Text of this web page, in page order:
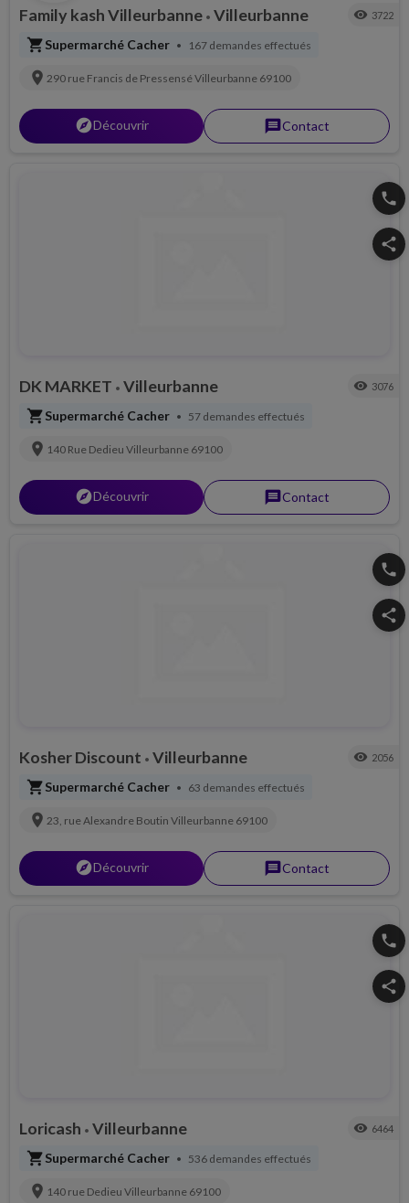
Family kash Villeurbanne • Villeurbanne visibility 3722
shopping_cartSupermarché Cacher • 167 demandes effectués
location_on 290 rue Francis de PressenséVilleurbanne 69100
explorerDécouvrir messageContact
phone
share
DK MARKET • Villeurbanne visibility 3076
shopping_cartSupermarché Cacher • 57 demandes effectués
location_on 140 Rue Dedieu Villeurbanne 69100
explorerDécouvrir messageContact
phone
share
Kosher Discount • Villeurbanne visibility 2056
shopping_cartSupermarché Cacher • 63 demandes effectués
location_on 23, rue Alexandre Boutin Villeurbanne 69100
explorerDécouvrir messageContact
phone
share
Loricash • Villeurbanne visibility 6464
shopping_cartSupermarché Cacher • 536 demandes effectués
location_on 140 rue Dedieu Villeurbanne 69100